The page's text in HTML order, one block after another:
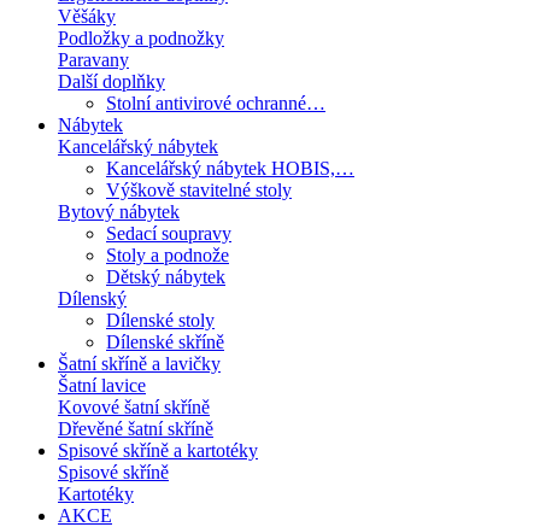
Věšáky
Podložky a podnožky
Paravany
Další doplňky
Stolní antivirové ochranné…
Nábytek
Kancelářský nábytek
Kancelářský nábytek HOBIS,…
Výškově stavitelné stoly
Bytový nábytek
Sedací soupravy
Stoly a podnože
Dětský nábytek
Dílenský
Dílenské stoly
Dílenské skříně
Šatní skříně a lavičky
Šatní lavice
Kovové šatní skříně
Dřevěné šatní skříně
Spisové skříně a kartotéky
Spisové skříně
Kartotéky
AKCE